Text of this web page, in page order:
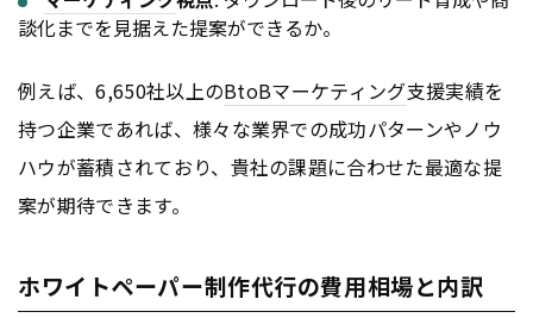
談化までを見据えた提案ができるか。
例えば、6,650社以上のBtoBマーケティング支援実績を
持つ企業であれば、様々な業界での成功パターンやノウ
ハウが蓄積されており、貴社の課題に合わせた最適な提
案が期待できます。
ホワイトペーパー制作代行の費用相場と内訳